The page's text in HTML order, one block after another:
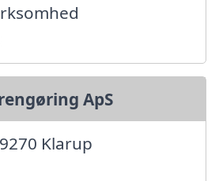
ApS
Klarup